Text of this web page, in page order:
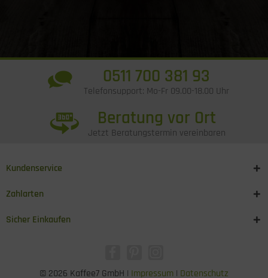
0511 700 381 93
Telefonsupport: Mo-Fr 09.00-18.00 Uhr
Beratung vor Ort
Jetzt Beratungstermin vereinbaren
Kundenservice
Zahlarten
Sicher Einkaufen
© 2026 Kaffee7 GmbH | Impressum | Datenschutz